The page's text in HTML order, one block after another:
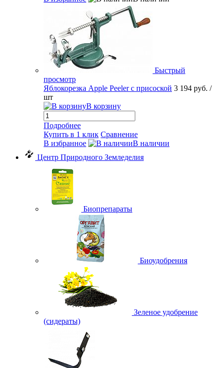
Быстрый
просмотр
Яблокорезка Apple Peeler с присоской 3 194 руб. /
шт
В корзину
Подробнее
Купить в 1 клик Сравнение
В избранное
В наличии
Центр Природного Земледелия
Биопрепараты
Биоудобрения
Зеленое удобрение
(сидераты)